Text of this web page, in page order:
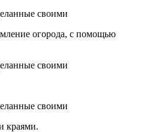
огорода, с помощью
краями.